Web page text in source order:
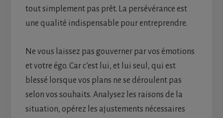
tout simplement pas prêt. La persévérance est
une qualité indispensable pour entreprendre.
Ne vous laissez pas gouverner par vos émotions
et votre égo. Car c’est lui, et lui seul, qui est
blessé lorsque vos plans ne se déroulent pas
selon vos souhaits. Analysez les raisons de la
situation, opérez les ajustements nécessaires